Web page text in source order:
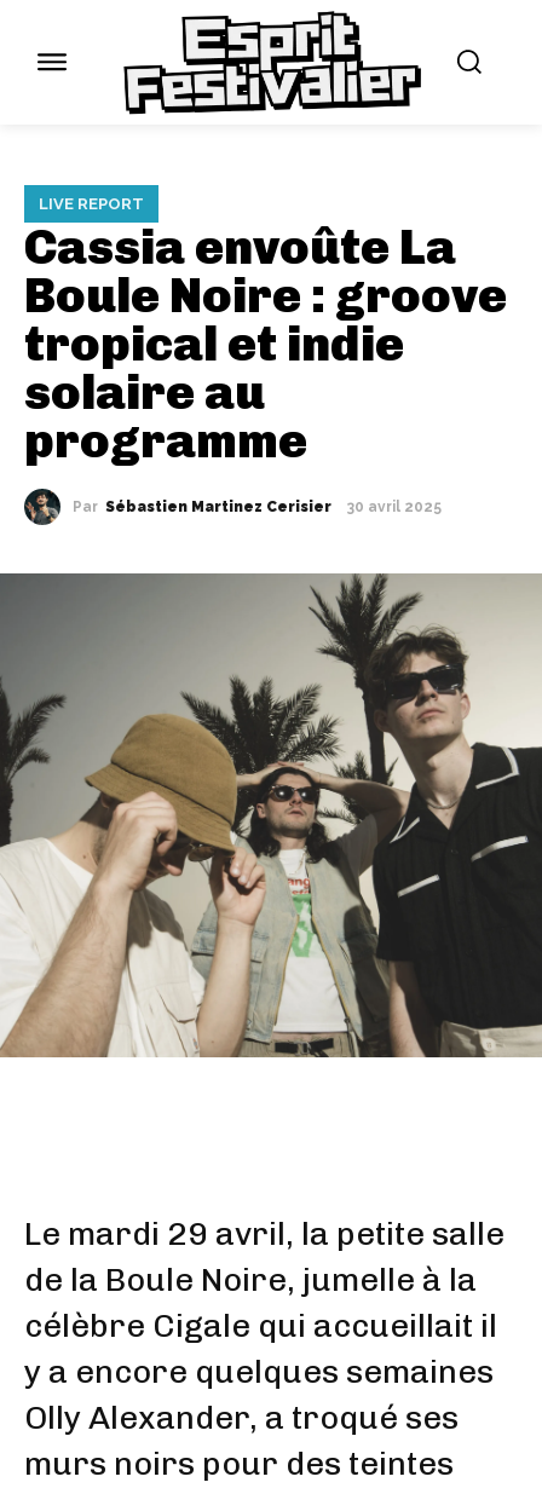
LIVE REPORT
Cassia envoûte La
Boule Noire : groove
tropical et indie
solaire au
programme
Par Sébastien Martinez Cerisier 30 avril 2025
Le mardi 29 avril, la petite salle
de la Boule Noire, jumelle à la
célèbre Cigale qui accueillait il
y a encore quelques semaines
Olly Alexander, a troqué ses
murs noirs pour des teintes